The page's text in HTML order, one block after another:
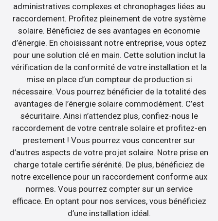
administratives complexes et chronophages liées au
raccordement. Profitez pleinement de votre système
solaire. Bénéficiez de ses avantages en économie
d’énergie. En choisissant notre entreprise, vous optez
pour une solution clé en main. Cette solution inclut la
vérification de la conformité de votre installation et la
mise en place d’un compteur de production si
nécessaire. Vous pourrez bénéficier de la totalité des
avantages de l’énergie solaire commodément. C’est
sécuritaire. Ainsi n’attendez plus, confiez-nous le
raccordement de votre centrale solaire et profitez-en
prestement ! Vous pourrez vous concentrer sur
d’autres aspects de votre projet solaire. Notre prise en
charge totale certifie sérénité. De plus, bénéficiez de
notre excellence pour un raccordement conforme aux
normes. Vous pourrez compter sur un service
efficace. En optant pour nos services, vous bénéficiez
d’une installation idéal.